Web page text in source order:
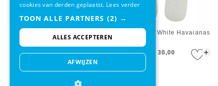
+
Slipper Slim Sand Golden
Havaianas
€ 30,00 € 23,95 +
Slipper Slim White Havaianas
€ 30,00
cookies van derden geplaatst. Lees verder
TOON ALLE PARTNERS (2) →
ALLES ACCEPTEREN
AFWIJZEN